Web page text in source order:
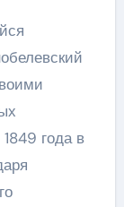
года в